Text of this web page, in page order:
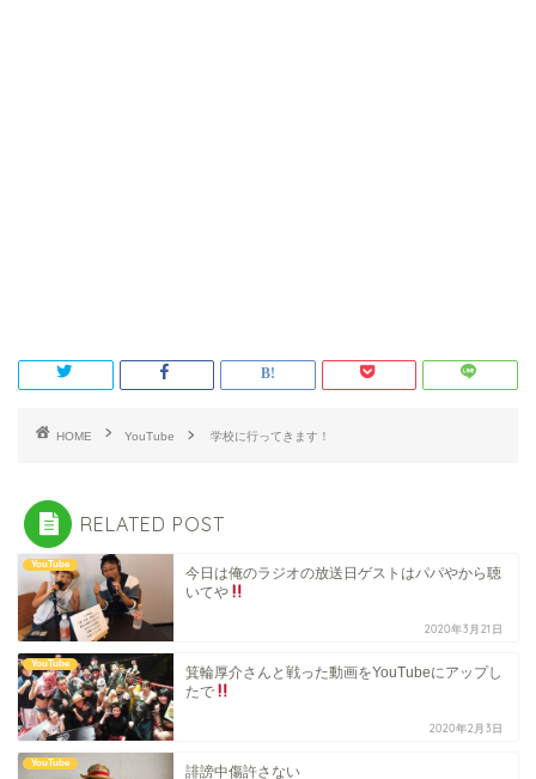
HOME YouTube 学校に行ってきます！
RELATED POST
YouTube
今日は俺のラジオの放送日ゲストはパパやから聴
いてや
2020年3月21日
YouTube
箕輪厚介さんと戦った動画をYouTubeにアップし
たで
2020年2月3日
YouTube
誹謗中傷許さない